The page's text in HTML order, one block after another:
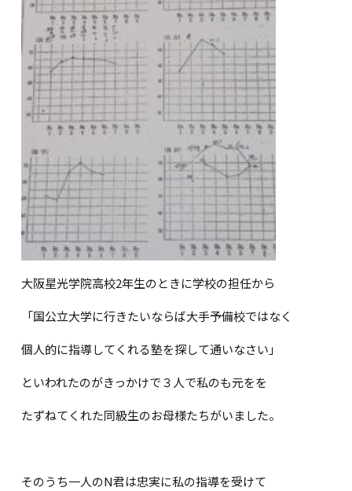
大阪星光学院高校2年生のときに学校の担任から
「国公立大学に行きたいならば大手予備校ではなく
個人的に指導してくれる塾を探して通いなさい」
といわれたのがきっかけで３人で私のも元をを
たずねてくれた同級生のお母様たちがいました。
そのうち一人のN君は忠実に私の指導を受けて